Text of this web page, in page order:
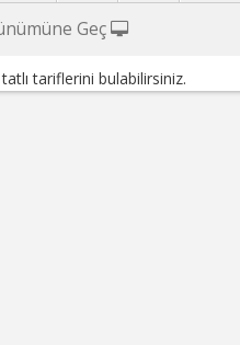
Geç
tariflerini bulabilirsiniz.